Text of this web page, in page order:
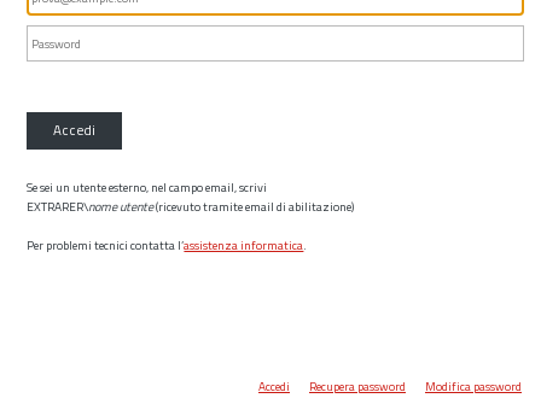
Accedi
Se sei un utente esterno, nel campo email, scrivi
EXTRARER\nome utente(ricevuto tramite email di abilitazione)
Per problemi tecnici contatta l’assistenza informatica.
Accedi Recupera password Modifica password